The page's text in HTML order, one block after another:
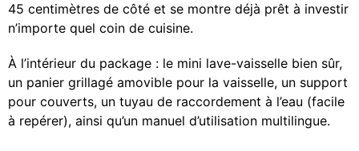
45 centimètres de côté et se montre déjà prêt à investir
n’importe quel coin de cuisine.
À l’intérieur du package : le mini lave-vaisselle bien sûr,
un panier grillagé amovible pour la vaisselle, un support
pour couverts, un tuyau de raccordement à l’eau (facile
à repérer), ainsi qu’un manuel d’utilisation multilingue.